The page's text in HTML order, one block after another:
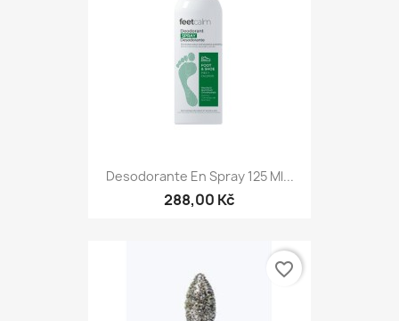
Desodorante En Spray 125 Ml...
288,00 Kč
favorite_border